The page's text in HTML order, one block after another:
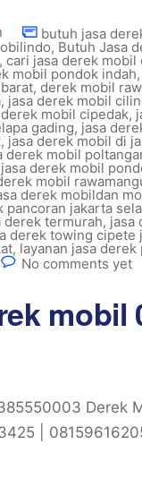
butuh jasa
, Butuh Jasa
, cari jasa derek mobil
mobil pondok indah,
, derek mobil
, jasa derek mobil
mobil cipedak,
gading, jasa
, jasa derek mobil di
derek mobil
jasa derek mobil
mobil
derek mobildan
pancoran jakarta
derek termurah, jasa
derek towing cipete
, layanan jasa
No comments yet
mobil
Derek
|